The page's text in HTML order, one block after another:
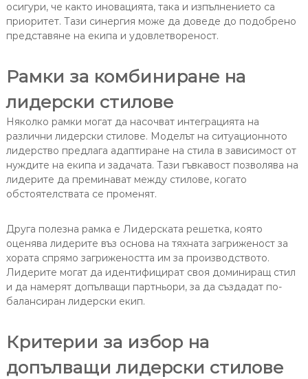
осигури, че както иновацията, така и изпълнението са
приоритет. Тази синергия може да доведе до подобрено
представяне на екипа и удовлетвореност.
Рамки за комбиниране на
лидерски стилове
Няколко рамки могат да насочват интеграцията на
различни лидерски стилове. Моделът на ситуационното
лидерство предлага адаптиране на стила в зависимост от
нуждите на екипа и задачата. Тази гъвкавост позволява на
лидерите да преминават между стилове, когато
обстоятелствата се променят.
Друга полезна рамка е Лидерската решетка, която
оценява лидерите въз основа на тяхната загриженост за
хората спрямо загрижеността им за производството.
Лидерите могат да идентифицират своя доминиращ стил
и да намерят допълващи партньори, за да създадат по-
балансиран лидерски екип.
Критерии за избор на
допълващи лидерски стилове